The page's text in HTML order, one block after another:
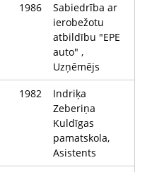
1986
Sabiedrība ar
ierobežotu
atbildību "EPE
auto" ,
Uzņēmējs
1982
Indriķa
Zeberiņa
Kuldīgas
pamatskola,
Asistents